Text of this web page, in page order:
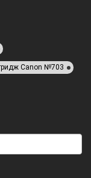
Canon №703